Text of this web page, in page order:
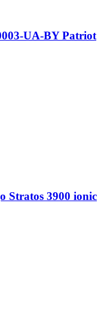
UA-BY Patriot
Stratos 3900 ionic